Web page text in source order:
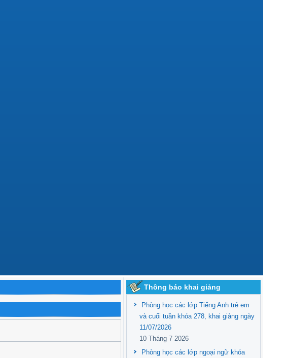
Thông báo khai giảng
Phòng học các lớp Tiếng Anh trẻ em
và cuối tuần khóa 278, khai giảng ngày
11/07/2026
10 Tháng 7 2026
Phòng học các lớp ngoại ngữ khóa